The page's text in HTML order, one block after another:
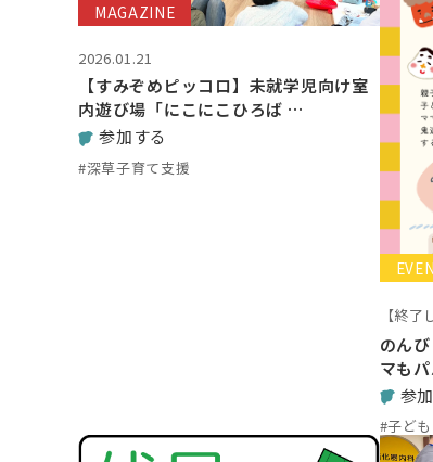
MAGAZINE
2026.01.21
【すみぞめピッコロ】未就学児向け室
内遊び場「にこにこひろば …
参加する
#深草子育て支援
【終了
のん
マも
参
#子ど